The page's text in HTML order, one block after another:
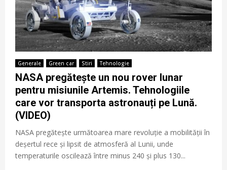
Generale Green car Stiri Tehnologie
NASA pregătește un nou rover lunar
pentru misiunile Artemis. Tehnologiile
care vor transporta astronauți pe Lună.
(VIDEO)
NASA pregătește următoarea mare revoluție a mobilității în
deșertul rece și lipsit de atmosferă al Lunii, unde
temperaturile oscilează între minus 240 și plus 130...